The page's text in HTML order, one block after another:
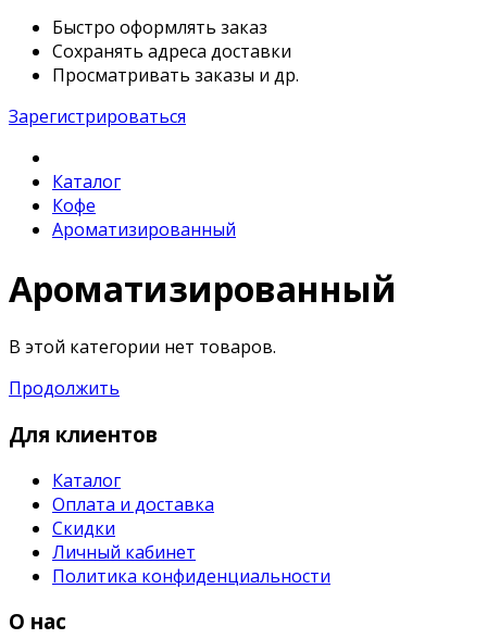
Быстро оформлять заказ
Сохранять адреса доставки
Просматривать заказы и др.
Зарегистрироваться
Каталог
Кофе
Ароматизированный
Ароматизированный
В этой категории нет товаров.
Продолжить
Для клиентов
Каталог
Оплата и доставка
Скидки
Личный кабинет
Политика конфиденциальности
О нас